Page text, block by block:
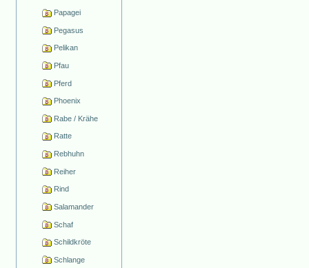
Papagei
Pegasus
Pelikan
Pfau
Pferd
Phoenix
Rabe / Krähe
Ratte
Rebhuhn
Reiher
Rind
Salamander
Schaf
Schildkröte
Schlange